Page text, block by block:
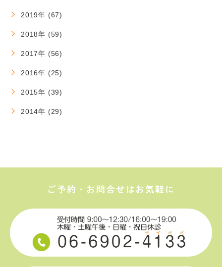
2019年 (67)
2018年 (59)
2017年 (56)
2016年 (25)
2015年 (39)
2014年 (29)
ご予約・お問合せはお気軽に